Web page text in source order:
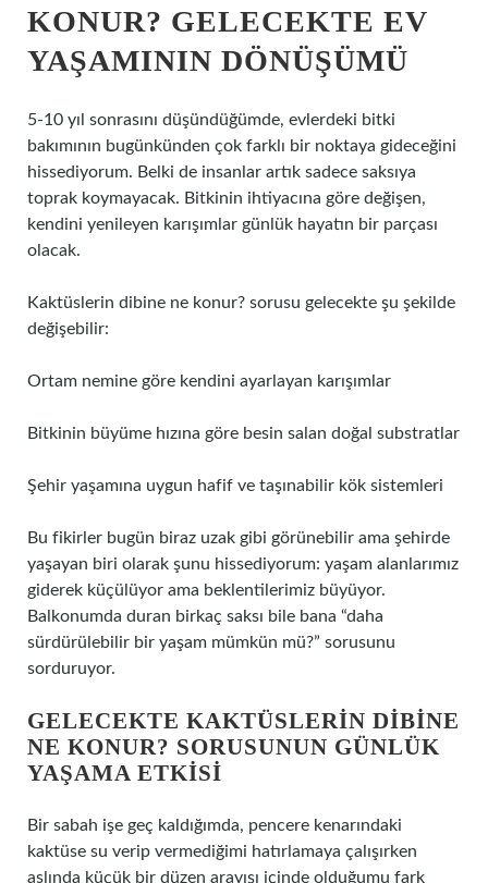
KONUR? GELECEKTE EV
YAŞAMININ DÖNÜŞÜMÜ
5-10 yıl sonrasını düşündüğümde, evlerdeki bitki
bakımının bugünkünden çok farklı bir noktaya gideceğini
hissediyorum. Belki de insanlar artık sadece saksıya
toprak koymayacak. Bitkinin ihtiyacına göre değişen,
kendini yenileyen karışımlar günlük hayatın bir parçası
olacak.
Kaktüslerin dibine ne konur? sorusu gelecekte şu şekilde
değişebilir:
Ortam nemine göre kendini ayarlayan karışımlar
Bitkinin büyüme hızına göre besin salan doğal substratlar
Şehir yaşamına uygun hafif ve taşınabilir kök sistemleri
Bu fikirler bugün biraz uzak gibi görünebilir ama şehirde
yaşayan biri olarak şunu hissediyorum: yaşam alanlarımız
giderek küçülüyor ama beklentilerimiz büyüyor.
Balkonumda duran birkaç saksı bile bana “daha
sürdürülebilir bir yaşam mümkün mü?” sorusunu
sorduruyor.
GELECEKTE KAKTÜSLERIN DIBINE
NE KONUR? SORUSUNUN GÜNLÜK
YAŞAMA ETKISI
Bir sabah işe geç kaldığımda, pencere kenarındaki
kaktüse su verip vermediğimi hatırlamaya çalışırken
aslında küçük bir düzen arayışı içinde olduğumu fark